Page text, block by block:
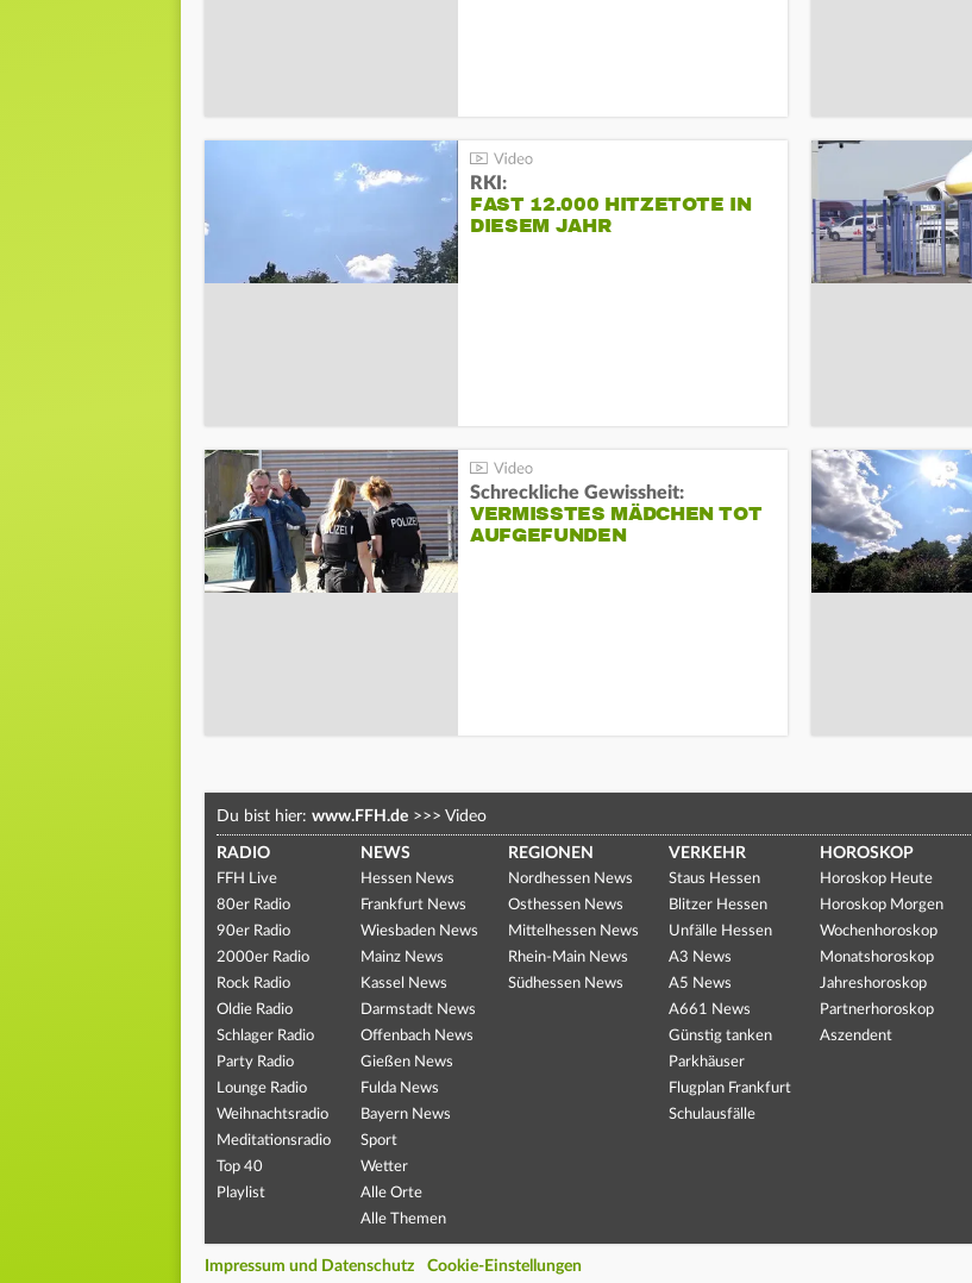
RKI:
FAST 12.000 HITZETOTE IN
DIESEM JAHR
Schreckliche Gewissheit:
VERMISSTES MÄDCHEN TOT
AUFGEFUNDEN
Du bist hier: www.FFH.de >>> Video
RADIO
FFH Live
80er Radio
90er Radio
2000er Radio
Rock Radio
Oldie Radio
Schlager Radio
Party Radio
Lounge Radio
Weihnachtsradio
Meditationsradio
Top 40
Playlist
NEWS
Hessen News
Frankfurt News
Wiesbaden News
Mainz News
Kassel News
Darmstadt News
Offenbach News
Gießen News
Fulda News
Bayern News
Sport
Wetter
Alle Orte
Alle Themen
REGIONEN
Nordhessen News
Osthessen News
Mittelhessen News
Rhein-Main News
Südhessen News
VERKEHR
Staus Hessen
Blitzer Hessen
Unfälle Hessen
A3 News
A5 News
A661 News
Günstig tanken
Parkhäuser
Flugplan Frankfurt
Schulausfälle
HOROSKOP
Horoskop Heute
Horoskop Morgen
Wochenhoroskop
Monatshoroskop
Jahreshoroskop
Partnerhoroskop
Aszendent
Impressum und Datenschutz Cookie-Einstellungen